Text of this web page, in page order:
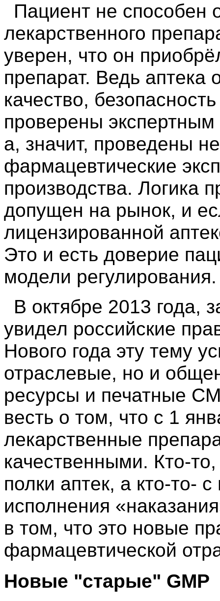
Пациент не способен
лекарственного
уверен, что он
препарат. Ведь аптека
качество,
проверены
а, значит, проведены
фармацевтические
производства. Логика
допущен на рынок, и
лицензированной
Это и есть доверие
модели регулирования.
В октябре 2013 года,
увидел российские
Нового года эту тему
отраслевые, но и
ресурсы и печатные
весть о том, что с 1
лекарственные
качественными. Кто-
полки аптек, а кто-то-
исполнения
в том, что это новые
фармацевтической
Новые "старые" GMP